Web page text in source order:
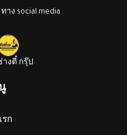
าง social media
างตี๋ กรุ๊ป
ก